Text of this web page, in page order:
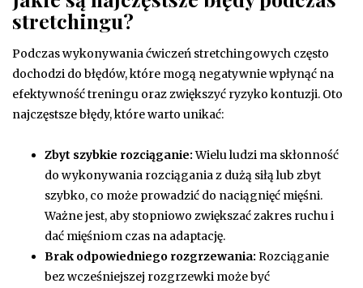
stretchingu?
Podczas wykonywania ćwiczeń stretchingowych często
dochodzi do błędów, które mogą negatywnie wpłynąć na
efektywność treningu oraz zwiększyć ryzyko kontuzji. Oto
najczęstsze błędy, które warto unikać:
Zbyt szybkie rozciąganie:Wielu ludzi ma skłonność
do wykonywania rozciągania z dużą siłą lub zbyt
szybko, co może prowadzić do naciągnięć mięśni.
Ważne jest, aby stopniowo zwiększać zakres ruchu i
dać mięśniom czas na adaptację.
Brak odpowiedniego rozgrzewania: Rozciąganie
bez wcześniejszej rozgrzewki może być